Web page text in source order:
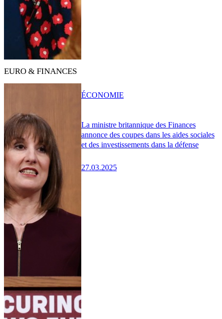
EURO & FINANCES
La ministre britannique des Finances
annonce des coupes dans les aides sociales
et des investissements dans la défense
27.03.2025
ÉCONOMIE